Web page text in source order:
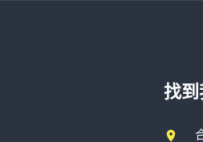
找到